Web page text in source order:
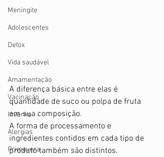
Meningite
Adolescentes
Detox
Vida saudável
Amamentação
Vacinação
Inverno
Alergias
Primavera
A diferença básica entre elas é
quantidade de suco ou polpa de fruta
em sua composição.
A forma de processamento e
ingredientes contidos em cada tipo de
produto também são distintos.